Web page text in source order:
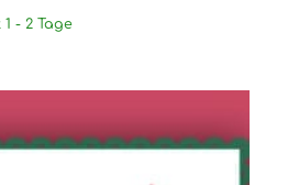
- 2 Tage